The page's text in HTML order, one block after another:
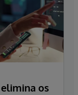
os